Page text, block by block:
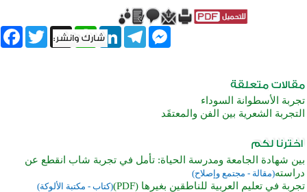
Twitter X
WhatsAppLinkedInTelegram
Messenger
تجربة الأسطوانة السوداء
التجربة الشعرية بين الفن والمعتقَد
بين شهادة الجامعة ومدرسة الحياة: تأمل في تجربة شاب انقطع عن
دراسته(مقالة - مجتمع وإصلاح)
تجربة في تعليم العربية للناطقين بغيرها (PDF) (كتاب - مكتبة الألوكة)